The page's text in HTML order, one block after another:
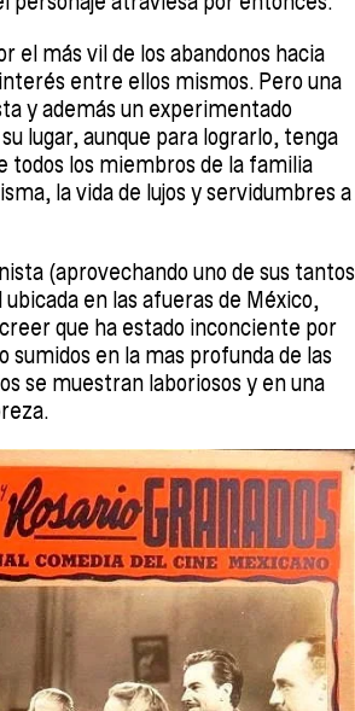
el más vil de los abandonos hacia
entre ellos mismos. Pero una
y además un experimentado
lugar, aunque para lograrlo, tenga
todos los miembros de la familia
la vida de lujos y servidumbres a
(aprovechando uno de sus tantos
en las afueras de México,
que ha estado inconciente por
sumidos en la mas profunda de las
se muestran laboriosos y en una